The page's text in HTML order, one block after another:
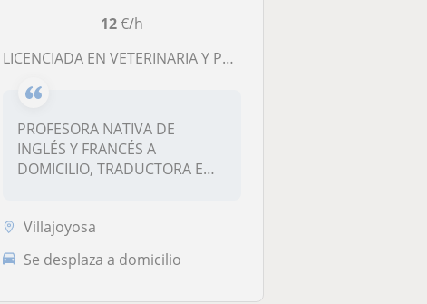
12€/h
LICENCIADA EN VETERINARIA Y PROFESORA NATIVA DE INGLÉS Y FRANCÉS
PROFESORA NATIVA DE
INGLÉS Y FRANCÉS A
DOMICILIO, TRADUCTORA E
Villajoyosa
Se desplaza a domicilio